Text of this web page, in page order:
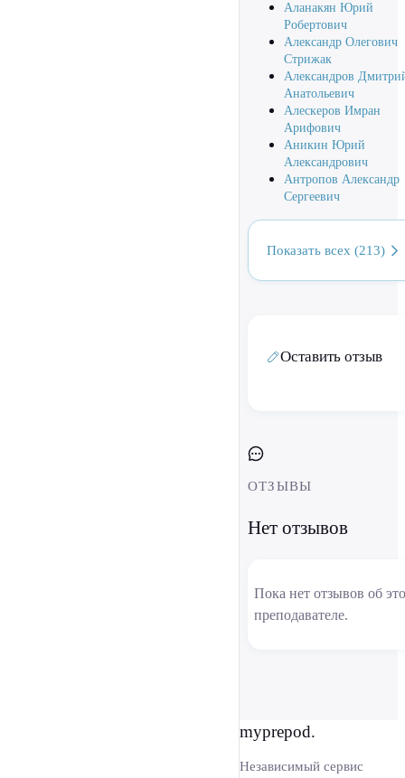
Аланакян Юрий
Робертович
Александр Олегович
Стрижак
Александров
Анатольевич
Алескеров Имран
Арифович
Аникин Юрий
Александрович
Антропов Александр
Сергеевич
Показать всех (213)
Оставить отзыв
ОТЗЫВЫ
Нет отзывов
Пока нет отзывов об
преподавателе.
myprepod.
Независимый сервис